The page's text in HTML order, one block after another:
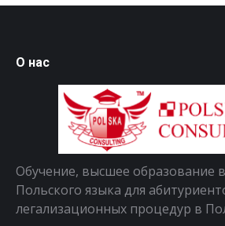
О нас
Обучение, высшее образование
Польского языка для
легализационных процедур в